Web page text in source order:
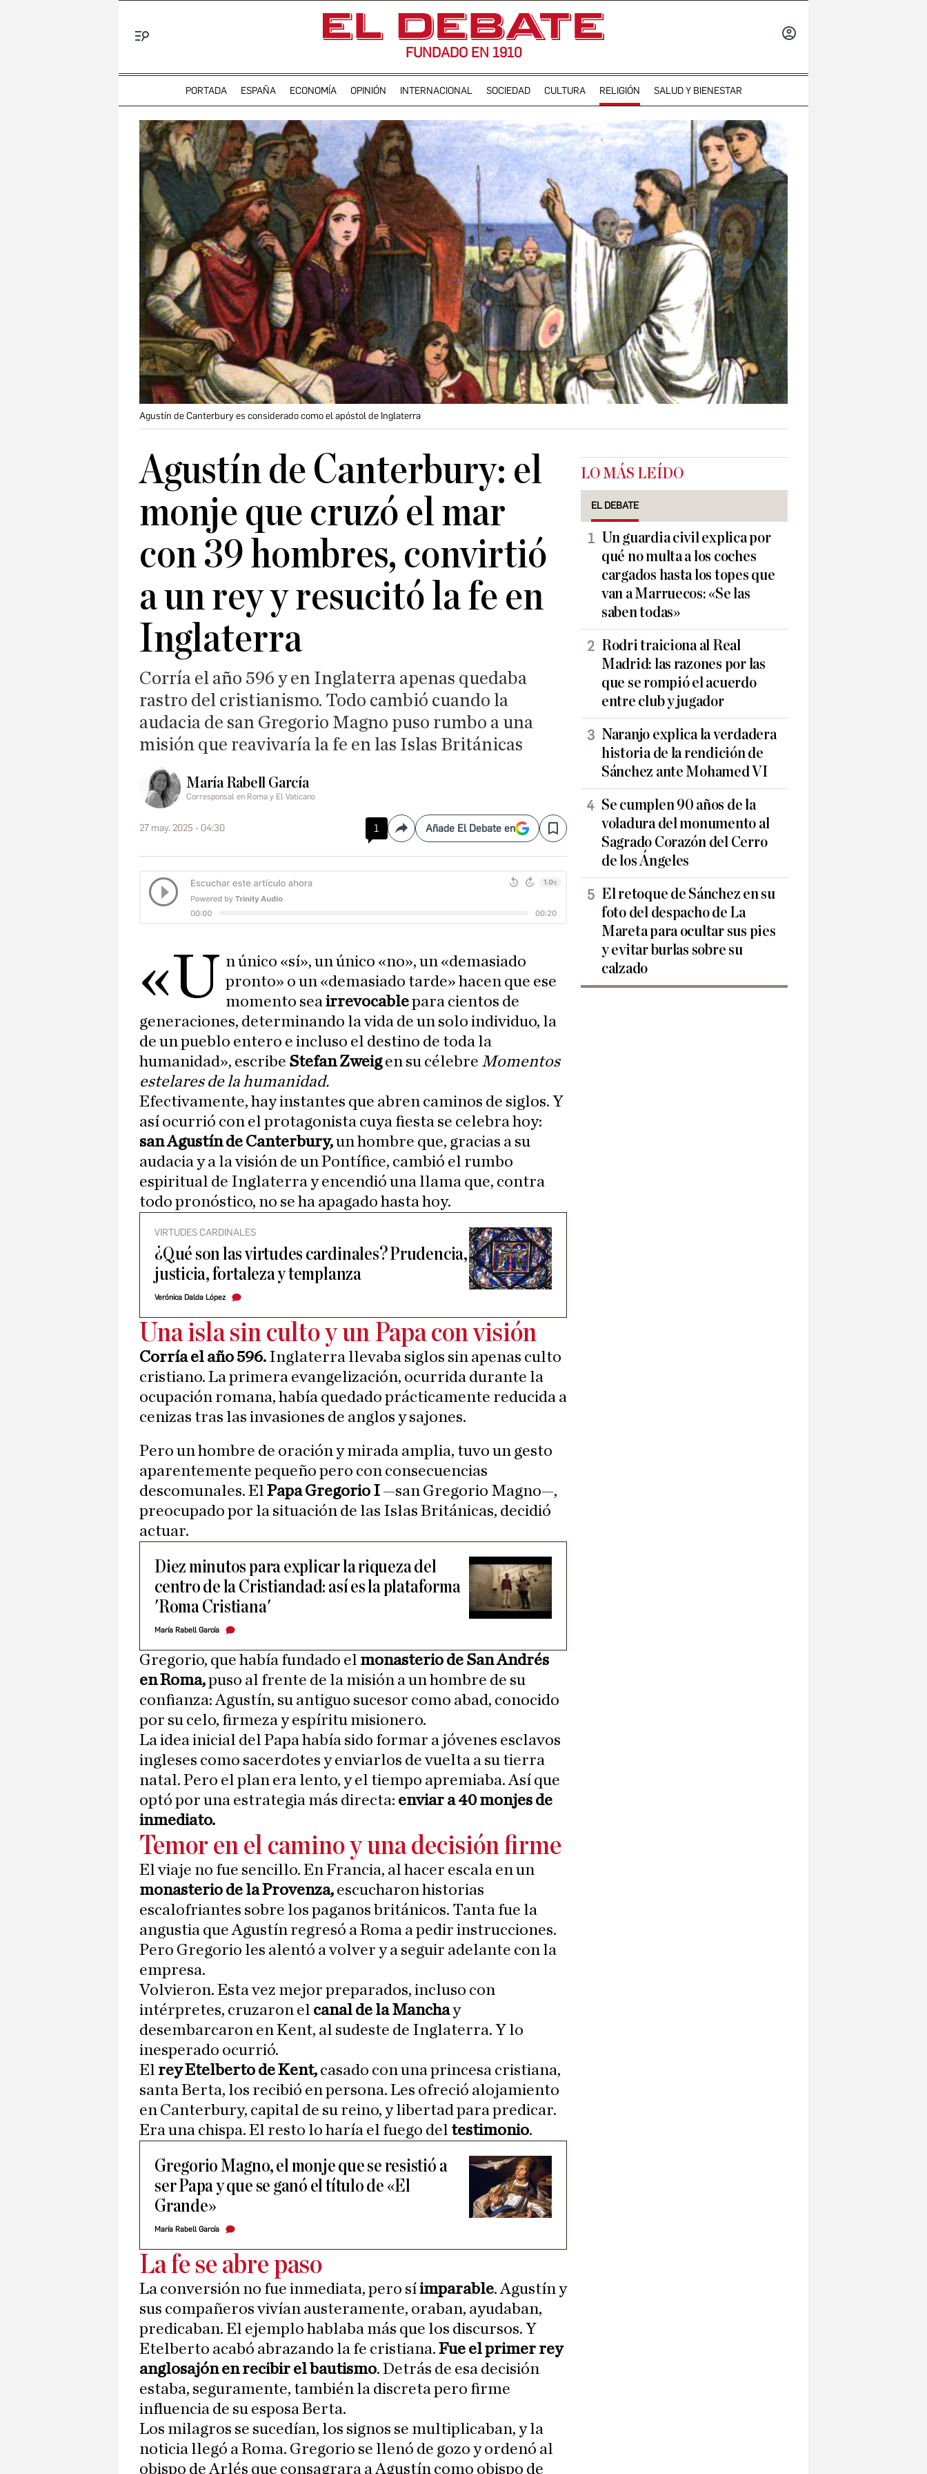
FUNDADO EN 1910
PORTADA ESPAÑA ECONOMÍA OPINIÓN INTERNACIONAL SOCIEDAD CULTURA RELIGIÓN SALUD Y BIENESTAR
Agustín de Canterbury es considerado como el apóstol de Inglaterra
Agustín de Canterbury: el
monje que cruzó el mar
con 39 hombres, convirtió
a un rey y resucitó la fe en
Inglaterra
Corría el año 596 y en Inglaterra apenas quedaba
rastro del cristianismo. Todo cambió cuando la
audacia de san Gregorio Magno puso rumbo a una
misión que reavivaría la fe en las Islas Británicas
María Rabell García
Corresponsal en Roma y El Vaticano
27 may. 2025 - 04:30 1 CompartirAñade El Debate en Save
«U n único «sí», un único «no», un «demasiado
pronto» o un «demasiado tarde» hacen que ese
momento seairrevocablepara cientos de
generaciones, determinando la vida de un solo individuo, la
de un pueblo entero e incluso el destino de toda la
humanidad», escribe Stefan Zweigen su célebre Momentos
estelares de la humanidad.
Efectivamente, hay instantes que abren caminos de siglos. Y
así ocurrió con el protagonista cuya fiesta se celebra hoy:
san Agustín de Canterbury,un hombre que, gracias a su
audacia y a la visión de un Pontífice, cambió el rumbo
espiritual de Inglaterra y encendió una llama que, contra
todo pronóstico, no se ha apagado hasta hoy.
VIRTUDES CARDINALES
¿Qué son las virtudes cardinales? Prudencia,
justicia, fortaleza y templanza
Verónica Dalda López
Una isla sin culto y un Papa con visión
Corría el año 596. Inglaterra llevaba siglos sin apenas culto
cristiano. La primera evangelización, ocurrida durante la
ocupación romana, había quedado prácticamente reducida a
cenizas tras las invasiones de anglos y sajones.
Pero un hombre de oración y mirada amplia, tuvo un gesto
aparentemente pequeño pero con consecuencias
descomunales. El Papa Gregorio I —san Gregorio Magno—,
preocupado por la situación de las Islas Británicas, decidió
actuar.
Diez minutos para explicar la riqueza del
centro de la Cristiandad: así es la plataforma
'Roma Cristiana'
María Rabell García
Gregorio, que había fundado el monasterio de San Andrés
en Roma,puso al frente de la misión a un hombre de su
confianza: Agustín, su antiguo sucesor como abad, conocido
por su celo, firmeza y espíritu misionero.
La idea inicial del Papa había sido formar a jóvenes esclavos
ingleses como sacerdotes y enviarlos de vuelta a su tierra
natal. Pero el plan era lento, y el tiempo apremiaba. Así que
optó por una estrategia más directa: enviar a 40 monjes de
inmediato.
Temor en el camino y una decisión firme
El viaje no fue sencillo. En Francia, al hacer escala en un
monasterio de la Provenza, escucharon historias
escalofriantes sobre los paganos británicos. Tanta fue la
angustia que Agustín regresó a Roma a pedir instrucciones.
Pero Gregorio les alentó a volver y a seguir adelante con la
empresa.
Volvieron. Esta vez mejor preparados, incluso con
intérpretes, cruzaron el canal de la Manchay
desembarcaron en Kent, al sudeste de Inglaterra. Y lo
inesperado ocurrió.
El rey Etelberto de Kent, casado con una princesa cristiana,
santa Berta, los recibió en persona. Les ofreció alojamiento
en Canterbury, capital de su reino, y libertad para predicar.
Era una chispa. El resto lo haría el fuego del testimonio.
Gregorio Magno, el monje que se resistió a
ser Papa y que se ganó el título de «El
Grande»
María Rabell García
La fe se abre paso
La conversión no fue inmediata, pero síimparable. Agustín y
sus compañeros vivían austeramente, oraban, ayudaban,
predicaban. El ejemplo hablaba más que los discursos. Y
Etelberto acabó abrazando la fe cristiana. Fue el primer rey
anglosajón en recibir el bautismo. Detrás de esa decisión
estaba, seguramente, también la discreta pero firme
influencia de su esposa Berta.
Los milagros se sucedían, los signos se multiplicaban, y la
noticia llegó a Roma. Gregorio se llenó de gozo y ordenó al
obispo de Arlés que consagrara a Agustín como obispo de
LO MÁS LEÍDO
EL DEBATE
Un guardia civil explica por
qué no multa a los coches
cargados hasta los topes que
van a Marruecos: «Se las
saben todas»
Rodri traiciona al Real
Madrid: las razones por las
que se rompió el acuerdo
entre club y jugador
Naranjo explica la verdadera
historia de la rendición de
Sánchez ante Mohamed VI
Se cumplen 90 años de la
voladura del monumento al
Sagrado Corazón del Cerro
de los Ángeles
El retoque de Sánchez en su
foto del despacho de La
Mareta para ocultar sus pies
y evitar burlas sobre su
calzado